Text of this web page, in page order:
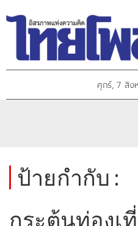
ศุกร์, 7 สิง
ป้ายกำกับ :
กระตุ้นท่องเ